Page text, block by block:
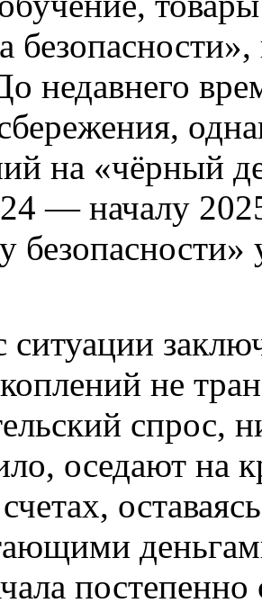
недавнего
на «чёрный
— началу
безопасности»
ситуации
не
спрос,
оседают на